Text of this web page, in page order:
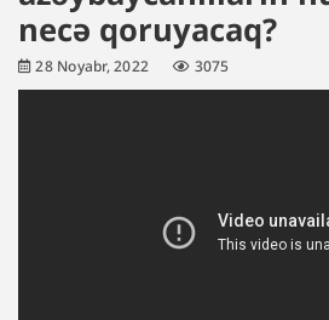
necə qoruyacaq?
28 Noyabr, 2022 3075